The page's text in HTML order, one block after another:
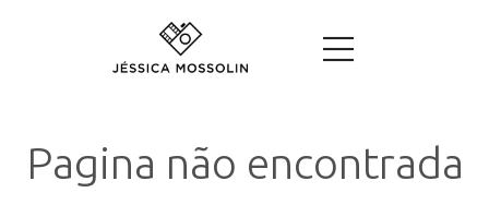
Pagina não encontrada